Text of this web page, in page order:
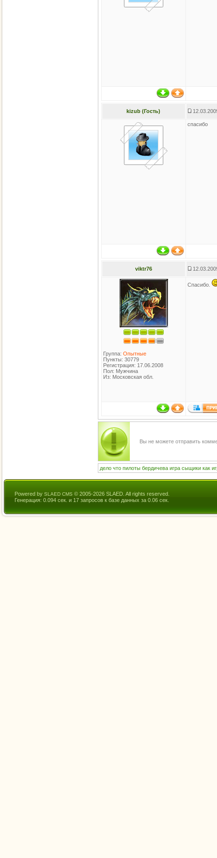
kizub (Гость)
спасибо
viktr76
Группа: Опытные
Пункты: 30779
Регистрация: 17.06.2008
Пол: Мужчина
Из: Московская обл.
Спасибо.
Вы не можете отправить
дело что пилоты бердичева игра сыщики как
Powered by SLAED CMS © 2005-2026 SLAED. All rights reserved.
Генерация: 0.094 сек. и 17 запросов к базе данных за 0.06 сек.